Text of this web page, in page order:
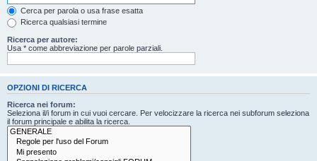
Cerca per parola o usa frase esatta
Ricerca qualsiasi termine
Ricerca per autore:
Usa * come abbreviazione per parole parziali.
OPZIONI DI RICERCA
Ricerca nei forum:
Seleziona il/i forum in cui vuoi cercare. Per velocizzare la ricerca nei subforum seleziona
il forum principale e abilita la ricerca.